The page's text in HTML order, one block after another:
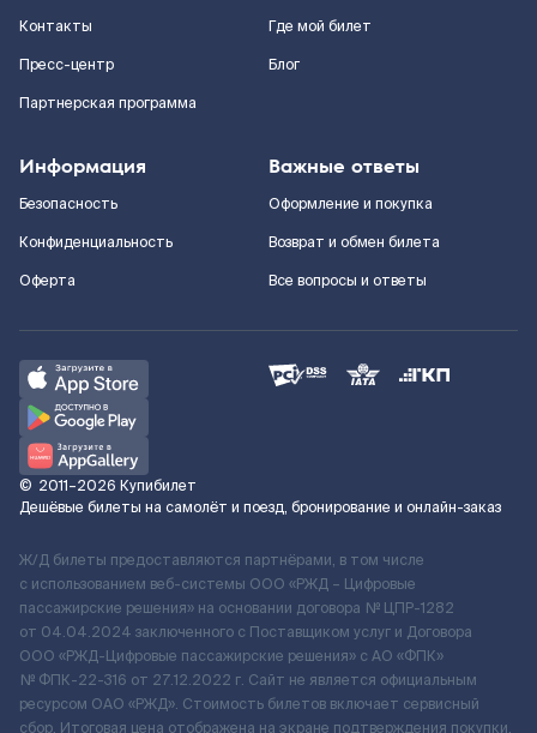
Контакты
Пресс-центр
Партнерская программа
Где мой билет
Блог
Информация
Безопасность
Конфиденциальность
Оферта
Важные ответы
Оформление и покупка
Возврат и обмен билета
Все вопросы и ответы
© 2011–2026 Купибилет
Дешёвые билеты на самолёт и поезд, бронирование и онлайн-заказ
Ж/Д билеты предоставляются партнёрами, в том числе
с использованием веб-системы ООО «РЖД – Цифровые
пассажирские решения» на основании договора № ЦПР-1282
от 04.04.2024 заключенного с Поставщиком услуг и Договора
ООО «РЖД-Цифровые пассажирские решения» c АО «ФПК»
№ ФПК-22-316 от 27.12.2022 г. Сайт не является официальным
ресурсом ОАО «РЖД». Стоимость билетов включает сервисный
сбор. Итоговая цена отображена на экране подтверждения покупки.